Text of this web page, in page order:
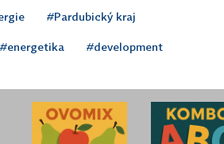
#Pardubický kraj
#energetika #development